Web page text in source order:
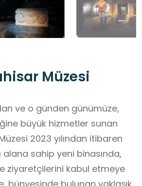
Müzesi
ve o günden günümüze,
büyük hizmetler sunan
2023 yılından itibaren
alana sahip yeni binasında,
ziyaretçilerini kabul etmeye